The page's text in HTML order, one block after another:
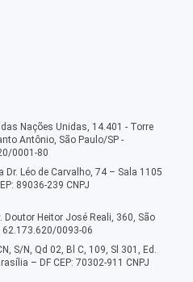
Nações Unidas, 14.401 - Torre
Antônio, São Paulo/SP -
0001-80
Dr. Léo de Carvalho, 74 – Sala 1105
89036-239 CNPJ
Doutor Heitor José Reali, 360, São
62.173.620/0093-06
S/N, Qd 02, Bl C, 109, Sl 301, Ed.
– DF CEP: 70302-911 CNPJ